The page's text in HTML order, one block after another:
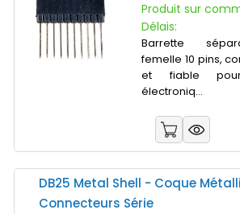
Produit sur
Délais:
Barrette
femelle 10 pins,
et fiable
électroniq...
DB25 Metal Shell - Coque
Connecteurs Série